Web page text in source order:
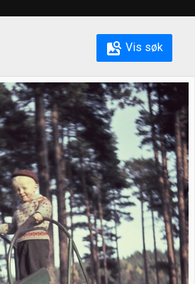
Vis søk